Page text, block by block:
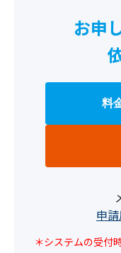
お申
料
申
＊システムの受付